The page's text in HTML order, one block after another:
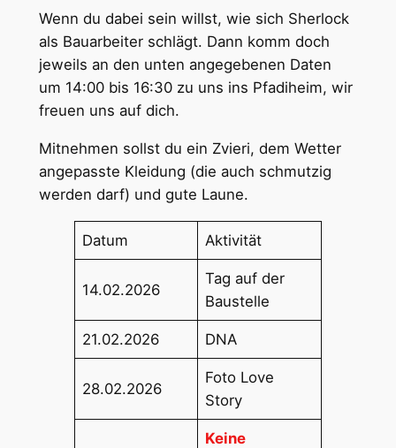
Wenn du dabei sein willst, wie sich Sherlock
als Bauarbeiter schlägt. Dann komm doch
jeweils an den unten angegebenen Daten
um 14:00 bis 16:30 zu uns ins Pfadiheim, wir
freuen uns auf dich.
Mitnehmen sollst du ein Zvieri, dem Wetter
angepasste Kleidung (die auch schmutzig
werden darf) und gute Laune.
Datum Aktivität
14.02.2026
Tag auf der
Baustelle
21.02.2026 DNA
28.02.2026
Foto Love
Story
Keine